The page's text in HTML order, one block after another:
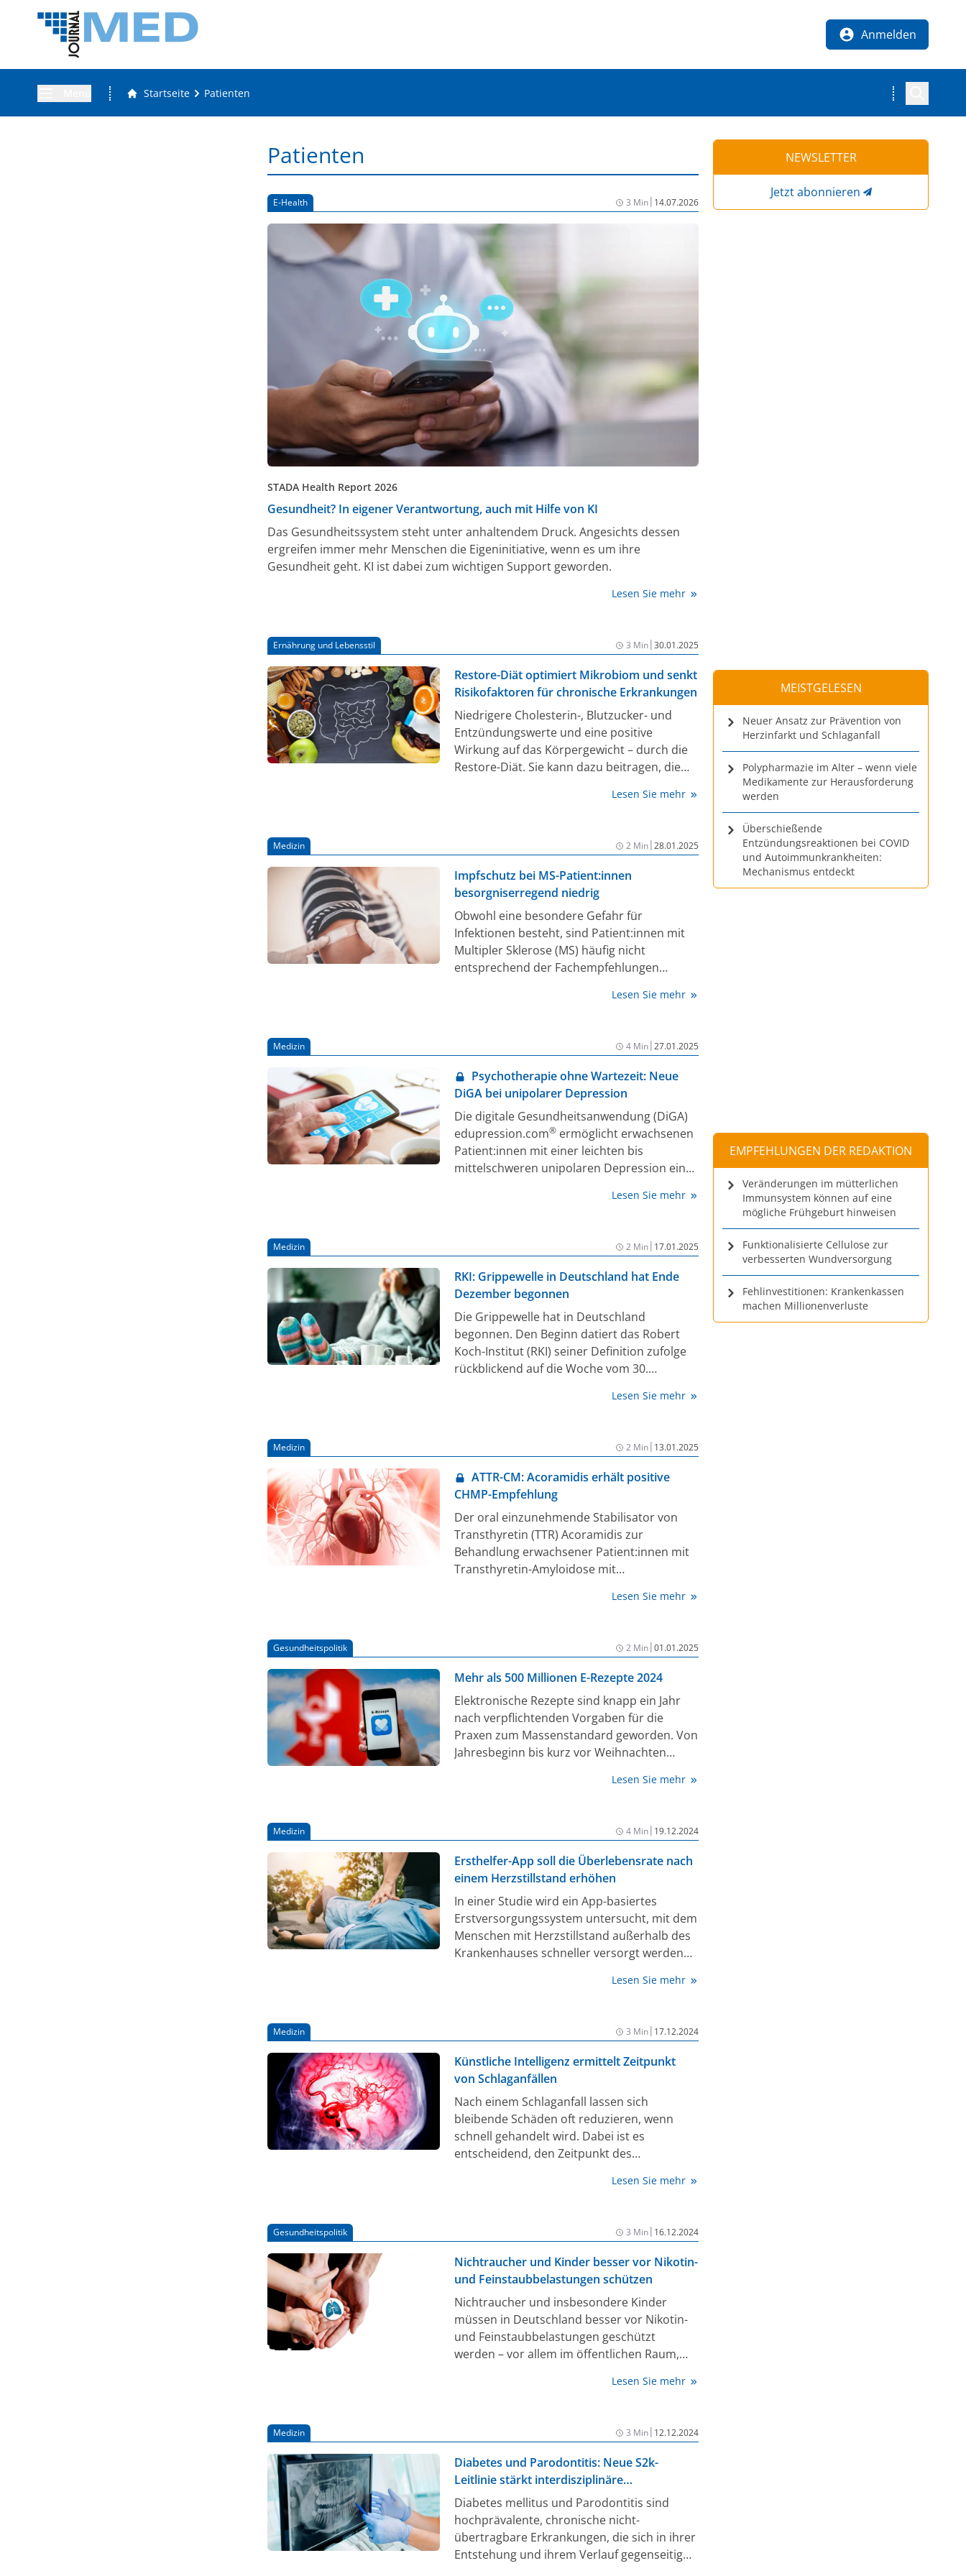
Anmelden
Startseite Patienten
Patienten
E-Health 3 Min| 14.07.2026
STADA Health Report 2026
Gesundheit? In eigener Verantwortung, auch mit Hilfe von KI
Das Gesundheitssystem steht unter anhaltendem Druck. Angesichts dessen
ergreifen immer mehr Menschen die Eigeninitiative, wenn es um ihre
Gesundheit geht. KI ist dabei zum wichtigen Support geworden.
Lesen Sie mehr
Ernährung und Lebensstil 3 Min|30.01.2025
Restore-Diät optimiert Mikrobiom und senkt
Risikofaktoren für chronische Erkrankungen
Niedrigere Cholesterin-, Blutzucker- und
Entzündungswerte und eine positive
Wirkung auf das Körpergewicht – durch die
Restore-Diät. Sie kann dazu beitragen, die
chronische Krankheiten wie Herz-Kreislauf-
ursprünglichen, pflanzenbasierten, aber
nicht vegetarischen Ernährungsweise.
Entwickelt wurde sie von einem
internationalen Forschungsteam mit
Beteiligung der Universität Hohenheim in
Stuttgart (1).
Lesen Sie mehr
Medizin 2 Min|28.01.2025
Impfschutz bei MS-Patient:innen
besorgniserregend niedrig
Obwohl eine besondere Gefahr für
Infektionen besteht, sind Patient:innen mit
Multipler Sklerose (MS) häufig nicht
entsprechend der Fachempfehlungen
Beobachtungsstudie identifiziert die
empfiehlt die Einrichtung von MS-
Impfzentren.
Lesen Sie mehr
Medizin 4 Min|27.01.2025
Psychotherapie ohne Wartezeit: Neue
DiGA bei unipolarer Depression
Die digitale Gesundheitsanwendung (DiGA)
edupression.com® ermöglicht erwachsenen
Patient:innen mit einer leichten bis
mittelschweren unipolaren Depression eine
erstattungsfähige Therapie (1). Das Online-
für Arzneimittel und Medizinprodukte
(BfArM) aufgenommen (1).
Lesen Sie mehr
Medizin 2 Min| 17.01.2025
RKI: Grippewelle in Deutschland hat Ende
Dezember begonnen
Die Grippewelle hat in Deutschland
begonnen. Den Beginn datiert das Robert
Koch-Institut (RKI) seiner Definition zufolge
rückblickend auf die Woche vom 30.
zu akuten Atemwegserkrankungen heißt.
Expert:innen.
Lesen Sie mehr
Medizin 2 Min| 13.01.2025
ATTR-CM: Acoramidis erhält positive
CHMP-Empfehlung
Der oral einzunehmende Stabilisator von
Transthyretin (TTR) Acoramidis zur
Behandlung erwachsener Patient:innen mit
Transthyretin-Amyloidose mit
auf der Phase-III-Studie ATTRibute-CM1 die
vollständige Stabilisierung von TTR (≥ 90 %)
erreichen und ATTRibute-CM zeigte darüber
hinaus signifikante positive Effekte auf
kardiovaskuläre Endpunkte (2).
Lesen Sie mehr
Gesundheitspolitik 2 Min|01.01.2025
Mehr als 500 Millionen E-Rezepte 2024
Elektronische Rezepte sind knapp ein Jahr
nach verpflichtenden Vorgaben für die
Praxen zum Massenstandard geworden. Von
Jahresbeginn bis kurz vor Weihnachten
1. Januar 2024 müssen alle Praxen Rezepte
digital ausstellen. Anstelle der früheren rosa
Zettel sind sie dann auf drei Wegen
Gesundheitskarte der Krankenkasse in der
Apotheke einsteckt, über eine E-Rezept-App
oder als ausgedruckter QR-Code auf Papier.
Lesen Sie mehr
Medizin 4 Min| 19.12.2024
Ersthelfer-App soll die Überlebensrate nach
einem Herzstillstand erhöhen
In einer Studie wird ein App-basiertes
Erstversorgungssystem untersucht, mit dem
Menschen mit Herzstillstand außerhalb des
Krankenhauses schneller versorgt werden
derzeit etwa 10% zu erhöhen.Lesen Sie mehr
Medizin 3 Min| 17.12.2024
Künstliche Intelligenz ermittelt Zeitpunkt
von Schlaganfällen
Nach einem Schlaganfall lassen sich
bleibende Schäden oft reduzieren, wenn
schnell gehandelt wird. Dabei ist es
entscheidend, den Zeitpunkt des
Forschungsteam unter Beteiligung der
dieser Zeitpunkt besonders exakt feststellen
lässt (1). Das Verfahren ist doppelt so genau
wie eine Analyse durch medizinisches
Lesen Sie mehr
Gesundheitspolitik 3 Min| 16.12.2024
Nichtraucher und Kinder besser vor Nikotin-
und Feinstaubbelastungen schützen
Nichtraucher und insbesondere Kinder
müssen in Deutschland besser vor Nikotin-
und Feinstaubbelastungen geschützt
werden – vor allem im öffentlichen Raum,
führende Lungenärztinnen und -ärzte der
Deutschen Atemwegsliga (DAL) sowie der
Deutschen Lungenstiftung (DLS).
Hintergrund: In Deutschland erkranken
jährlich rund 57.000 Menschen neu an
Lungenkrebs. Darüber hinaus versterben
noch einmal rund 45.000 Menschen pro Jahr,
da diese Erkrankung meistens erst im
fortgeschrittenen Tumorstadium festgestellt
Lesen Sie mehr
Medizin 3 Min| 12.12.2024
Diabetes und Parodontitis: Neue S2k-
Leitlinie stärkt interdisziplinäre
Zusammenarbeit
Diabetes mellitus und Parodontitis sind
hochprävalente, chronische nicht-
übertragbare Erkrankungen, die sich in ihrer
Entstehung und ihrem Verlauf gegenseitig
NEWSLETTER
Jetzt abonnieren
MEISTGELESEN
Neuer Ansatz zur Prävention von
Herzinfarkt und Schlaganfall
Polypharmazie im Alter – wenn viele
Medikamente zur Herausforderung
werden
Überschießende
Entzündungsreaktionen bei COVID
und Autoimmunkrankheiten:
Mechanismus entdeckt
EMPFEHLUNGEN DER REDAKTION
Veränderungen im mütterlichen
Immunsystem können auf eine
mögliche Frühgeburt hinweisen
Funktionalisierte Cellulose zur
verbesserten Wundversorgung
Fehlinvestitionen: Krankenkassen
machen Millionenverluste